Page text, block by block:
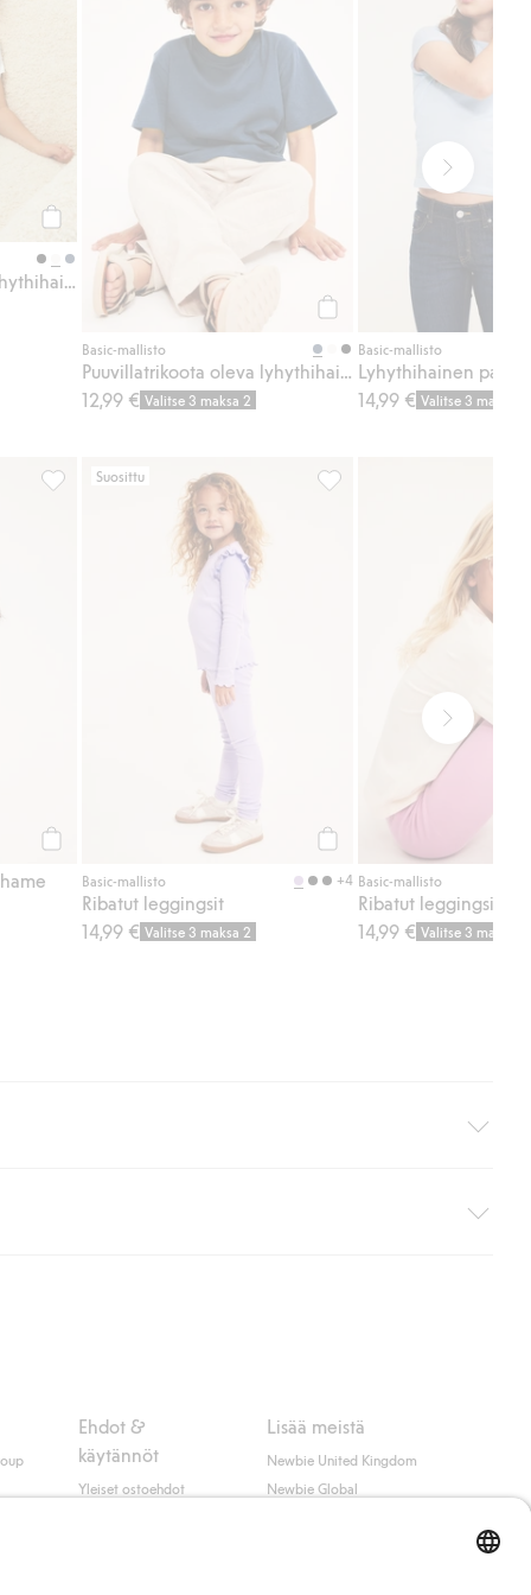
Osta
Basic-mallisto
Puuvillatrikoota oleva lyhythihainen t-paita
12,99 € Valitse 3 maksa 2
Basic-mallisto
14,99 € Valitse 3 maksa 2
Kukkakuvioinen röyhelöhame, Lisää suosikkeihin
Suosittu
Basic-mallisto +4
Ribatut leggingsit
14,99 € Valitse 3 maksa 2
Basic-mallisto
Ribatut leggingsit
14,99 € Valitse 3 maksa 2
(ei koske kotiinkuljetusta). Toimituskulut
Ehdot &
käytännöt
Yleiset ostoehdot
Lisää meistä
Newbie United Kingdom
Newbie Global